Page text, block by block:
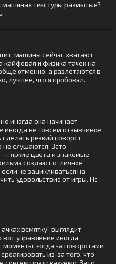
машинах текстуры размытые?
машины сейчас хватают
кайфовая и физика тачек на
отменно, а разлетаются в
лучшее, что я пробовал.
иногда она начинает
иногда не совсем отзывчивое,
резкий поворот,
не слушаются. Зато
— яркие цвета и знакомые
создают отличное
не зацикливаться на
удовольствие от игры. Но
всмятку" выглядит
вот управление иногда
моменты, когда за поворотами
из-за того, что
совсем предсказуемо. Зато